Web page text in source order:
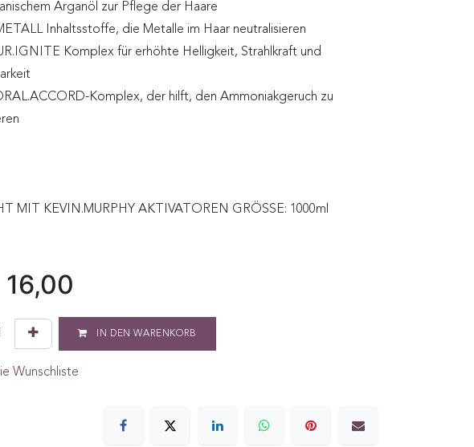
Arganöl zur Pflege der Haare
Inhaltsstoffe, die Metalle im Haar neutralisieren
Komplex für erhöhte Helligkeit, Strahlkraft und
Komplex, der hilft, den Ammoniakgeruch zu
MIT KEVIN.MURPHY AKTIVATOREN GRÖSSE: 1000ml
16,00
IN DEN WARENKORB
Wunschliste